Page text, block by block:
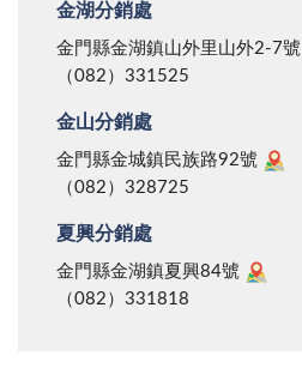
金湖分銷處
金門縣金湖鎮山外里山外2-7號
（082）331525
金山分銷處
金門縣金城鎮民族路92號
（082）328725
夏興分銷處
金門縣金湖鎮夏興84號
（082）331818